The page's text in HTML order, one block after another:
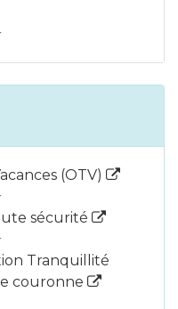
(OTV)
sécurité
Tranquillité
couronne